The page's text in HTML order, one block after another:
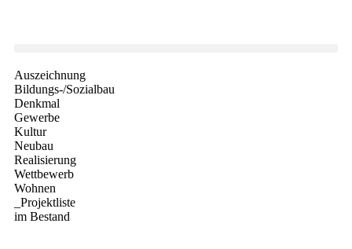
Auszeichnung
Bildungs-/Sozialbau
Denkmal
Gewerbe
Kultur
Neubau
Realisierung
Wettbewerb
Wohnen
_Projektliste
im Bestand